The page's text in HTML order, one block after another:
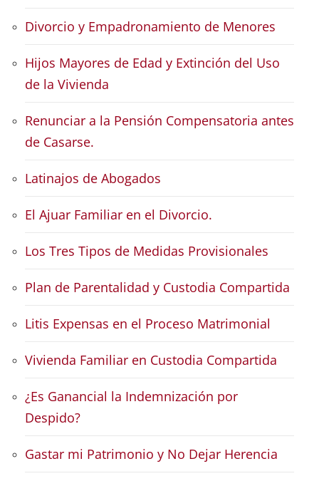
Divorcio y Empadronamiento de Menores
Hijos Mayores de Edad y Extinción del Uso
de la Vivienda
Renunciar a la Pensión Compensatoria antes
de Casarse.
Latinajos de Abogados
El Ajuar Familiar en el Divorcio.
Los Tres Tipos de Medidas Provisionales
Plan de Parentalidad y Custodia Compartida
Litis Expensas en el Proceso Matrimonial
Vivienda Familiar en Custodia Compartida
¿Es Ganancial la Indemnización por
Despido?
Gastar mi Patrimonio y No Dejar Herencia